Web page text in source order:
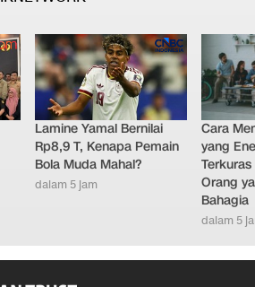
Lamine Yamal Bernilai
Rp8,9 T, Kenapa Pemain
Bola Muda Mahal?
dalam 5 jam
Cara
yang
Orang
Bahagia
dalam 5